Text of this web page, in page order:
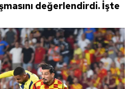
değerlendirdi. İşte